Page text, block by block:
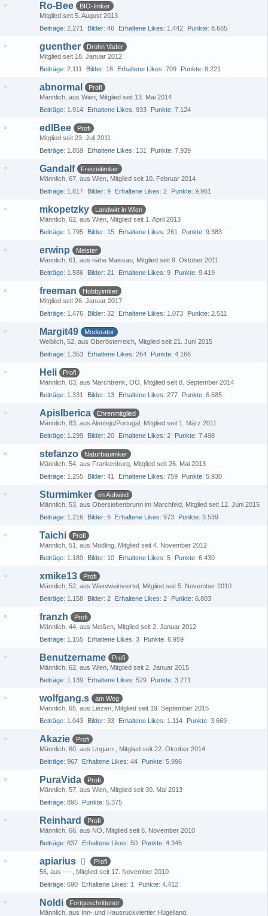
Ro-Bee
BIO-Imker
Mitglied seit 5. August 2013
Beiträge 2.271 Bilder 46 Erhaltene Likes 1.442 Punkte 8.665
guenther
Drohn Vader
Mitglied seit 18. Januar 2012
Beiträge 2.111 Bilder 18 Erhaltene Likes 709 Punkte 8.221
abnormal
Profi
Männlich aus Wien Mitglied seit 13. Mai 2014
Beiträge 1.914 Erhaltene Likes 933 Punkte 7.124
edlBee
Profi
Mitglied seit 23. Juli 2011
Beiträge 1.859 Erhaltene Likes 131 Punkte 7.939
Gandalf
Freizeitimker
Männlich 67 aus Wien Mitglied seit 10. Februar 2014
Beiträge 1.817 Bilder 9 Erhaltene Likes 2 Punkte 9.961
mkopetzky
Landwirt in Wien
Männlich 62 aus Wien Mitglied seit 1. April 2013
Beiträge 1.795 Bilder 15 Erhaltene Likes 261 Punkte 9.383
erwinp
Meister
Männlich 61 aus nähe Maissau Mitglied seit 9. Oktober 2011
Beiträge 1.586 Bilder 21 Erhaltene Likes 9 Punkte 9.419
freeman
Hobbyimker
Mitglied seit 26. Januar 2017
Beiträge 1.476 Bilder 32 Erhaltene Likes 1.073 Punkte 2.511
Margit49
Moderator
Weiblich 52 aus Oberösterreich Mitglied seit 21. Juni 2015
Beiträge 1.353 Erhaltene Likes 264 Punkte 4.166
Heli
Profi
Männlich 63 aus Marchtrenk, OÖ
Mitglied seit 8. September 2014
Beiträge 1.331 Bilder 13 Erhaltene Likes 277 Punkte 6.685
ApisIberica
Ehrenmitglied
Männlich 83 aus Alentejo/Portugal Mitglied seit 1. März 2011
Beiträge 1.299 Bilder 20 Erhaltene Likes 2 Punkte 7.498
stefanzo
Naturbauimker
Männlich 54 aus Frankenburg Mitglied seit 26. Mai 2013
Beiträge 1.255 Bilder 41 Erhaltene Likes 759 Punkte 5.930
Sturmimker
im Aufwind
Männlich 53 aus Obersiebenbrunn im Marchfeld Mitglied seit 12. Juni 2015
Beiträge 1.216 Bilder 6 Erhaltene Likes 973 Punkte 3.539
Taichi
Profi
Männlich 51 aus Mödling Mitglied seit 4. November 2012
Beiträge 1.189 Bilder 10 Erhaltene Likes 5 Punkte 6.430
xmike13
Profi
Männlich 52 aus Wien/weinviertel Mitglied seit 5. November 2010
Beiträge 1.158 Bilder 2 Erhaltene Likes 2 Punkte 6.803
franzh
Profi
Männlich 44 aus Meißen Mitglied seit 2. Januar 2012
Beiträge 1.155 Erhaltene Likes 3 Punkte 6.959
Benutzername
Profi
Männlich 62 aus Wien Mitglied seit 2. Januar 2015
Beiträge 1.139 Erhaltene Likes 529 Punkte 3.271
wolfgang.s
am Weg
Männlich 65 aus Liezen Mitglied seit 19. September 2015
Beiträge 1.043 Bilder 33 Erhaltene Likes 1.114 Punkte 3.669
Akazie
Profi
Männlich 60 aus Ungarn
Mitglied seit 22. Oktober 2014
Beiträge 967 Erhaltene Likes 44 Punkte 5.996
PuraVida
Profi
Männlich 57 aus Wien Mitglied seit 30. Mai 2013
Beiträge 895 Punkte 5.375
Reinhard
Profi
Männlich 66 aus NÖ
Mitglied seit 6. November 2010
Beiträge 837 Erhaltene Likes 50 Punkte 4.345
apiarius
Profi
56 aus ----
Mitglied seit 17. November 2010
Beiträge 690 Erhaltene Likes 1 Punkte 4.412
Noldi
Fortgeschrittener
Männlich aus Inn- und Hausruckviertler Hügelland